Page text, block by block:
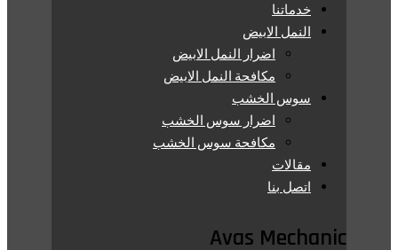
خدماتنا
النمل الابيض
اضرار النمل الابيض
مكافحة النمل الابيض
سوس الخشب
اضرار سوس الخشب
مكافحة سوس الخشب
مقالات
اتصل بنا
Avas Mechanic